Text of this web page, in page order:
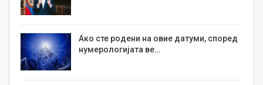
Ако сте родени на овие датуми, според
нумерологијата ве…